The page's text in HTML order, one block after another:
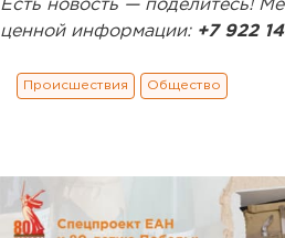
Есть новость — поделитесь!
ценной информации: +7 922
Происшествия Общество